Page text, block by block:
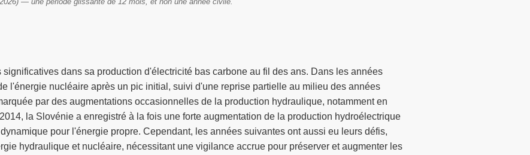
dans sa production d'électricité bas carbone au fil des ans. Dans les années
l'énergie nucléaire après un pic initial, suivi d'une reprise partielle au milieu des années
par des augmentations occasionnelles de la production hydraulique, notamment en
la Slovénie a enregistré à la fois une forte augmentation de la production hydroélectrique
pour l'énergie propre. Cependant, les années suivantes ont aussi eu leurs défis,
hydraulique et nucléaire, nécessitant une vigilance accrue pour préserver et augmenter les